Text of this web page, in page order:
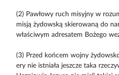
(2) Pawłowy ruch misyjny w
misją żydowską skierowaną do
właściwym adresatem Bożego
(3) Przed końcem wojny
ery nie istniała jeszcze taka